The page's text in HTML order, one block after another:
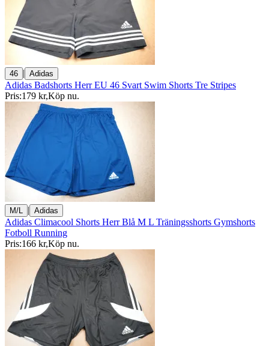
46 | Adidas
Adidas Badshorts Herr EU 46 Svart Swim Shorts Tre Stripes
Pris:179 kr,Köp nu.
M/L | Adidas
Adidas Climacool Shorts Herr Blå M L Träningsshorts Gymshorts
Fotboll Running
Pris:166 kr,Köp nu.